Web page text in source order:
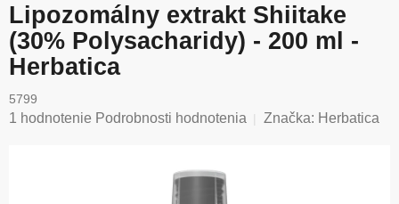
Lipozomálny extrakt Shiitake
(30% Polysacharidy) - 200 ml -
Herbatica
5799
Priemerné
1 hodnotenie Podrobnosti hodnotenia Značka: Herbatica